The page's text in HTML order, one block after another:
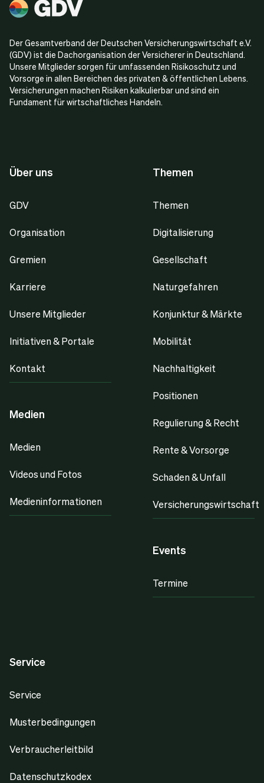
Der Gesamtverband der Deutschen Versicherungswirtschaft e.V.
(GDV) ist die Dachorganisation der Versicherer in Deutschland.
Unsere Mitglieder sorgen für umfassenden Risikoschutz und
Vorsorge in allen Bereichen des privaten & öffentlichen Lebens.
Versicherungen machen Risiken kalkulierbar und sind ein
Fundament für wirtschaftliches Handeln.
Über uns
GDV
Organisation
Gremien
Karriere
Unsere Mitglieder
Initiativen & Portale
Kontakt
Medien
Medien
Videos und Fotos
Medieninformationen
Themen
Themen
Digitalisierung
Gesellschaft
Naturgefahren
Konjunktur & Märkte
Mobilität
Nachhaltigkeit
Positionen
Regulierung & Recht
Rente & Vorsorge
Schaden & Unfall
Versicherungswirtschaft
Events
Termine
Service
Service
Musterbedingungen
Verbraucherleitbild
Datenschutzkodex